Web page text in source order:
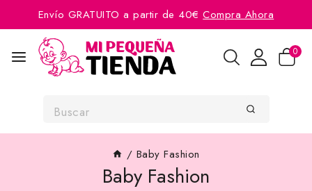
Envío GRATUITO a partir de 40€Compra Ahora
0
/ Baby Fashion
Baby Fashion